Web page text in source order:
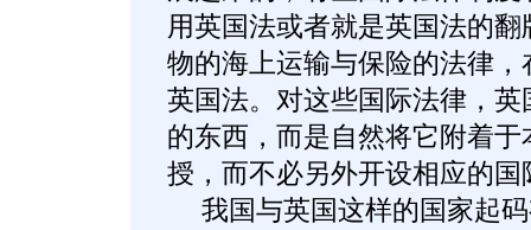
用英国法或者就是英国法的
物的海上运输与保险的法律
英国法。对这些国际法律，
的东西，而是自然将它附着
授，而不必另外开设相应的国
我国与英国这样的国家起